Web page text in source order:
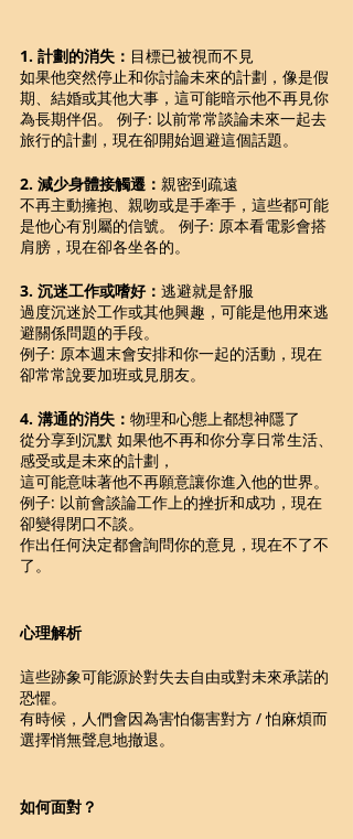
1. 計劃的消失： 目標已被視而不見
如果他突然停止和你討論未來的計劃，像是假
期、結婚或其他大事，這可能暗示他不再見你
為長期伴侶。 例子: 以前常常談論未來一起去
旅行的計劃，現在卻開始迴避這個話題。
2. 減少身體接觸遷： 親密到疏遠
不再主動擁抱、親吻或是手牽手，這些都可能
是他心有別屬的信號。 例子: 原本看電影會搭
肩膀，現在卻各坐各的。
3. 沉迷工作或嗜好： 逃避就是舒服
過度沉迷於工作或其他興趣，可能是他用來逃
避關係問題的手段。
例子: 原本週末會安排和你一起的活動，現在
卻常常說要加班或見朋友。
4. 溝通的消失： 物理和心態上都想神隱了
從分享到沉默 如果他不再和你分享日常生活、
感受或是未來的計劃，
這可能意味著他不再願意讓你進入他的世界。
例子: 以前會談論工作上的挫折和成功，現在
卻變得閉口不談。
作出任何決定都會詢問你的意見，現在不了不
了。
心理解析
這些跡象可能源於對失去自由或對未來承諾的
恐懼。
有時候，人們會因為害怕傷害對方 / 怕麻煩而
選擇悄無聲息地撤退。
如何面對？